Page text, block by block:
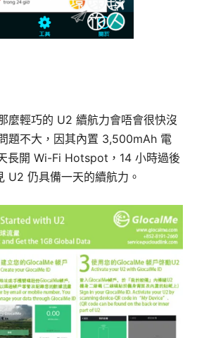
麼輕巧的 U2 續航力會唔會很快沒
題不大，因其內置 3,500mAh 電
長開 Wi-Fi Hotspot，14 小時過後
U2 仍具備一天的續航力。